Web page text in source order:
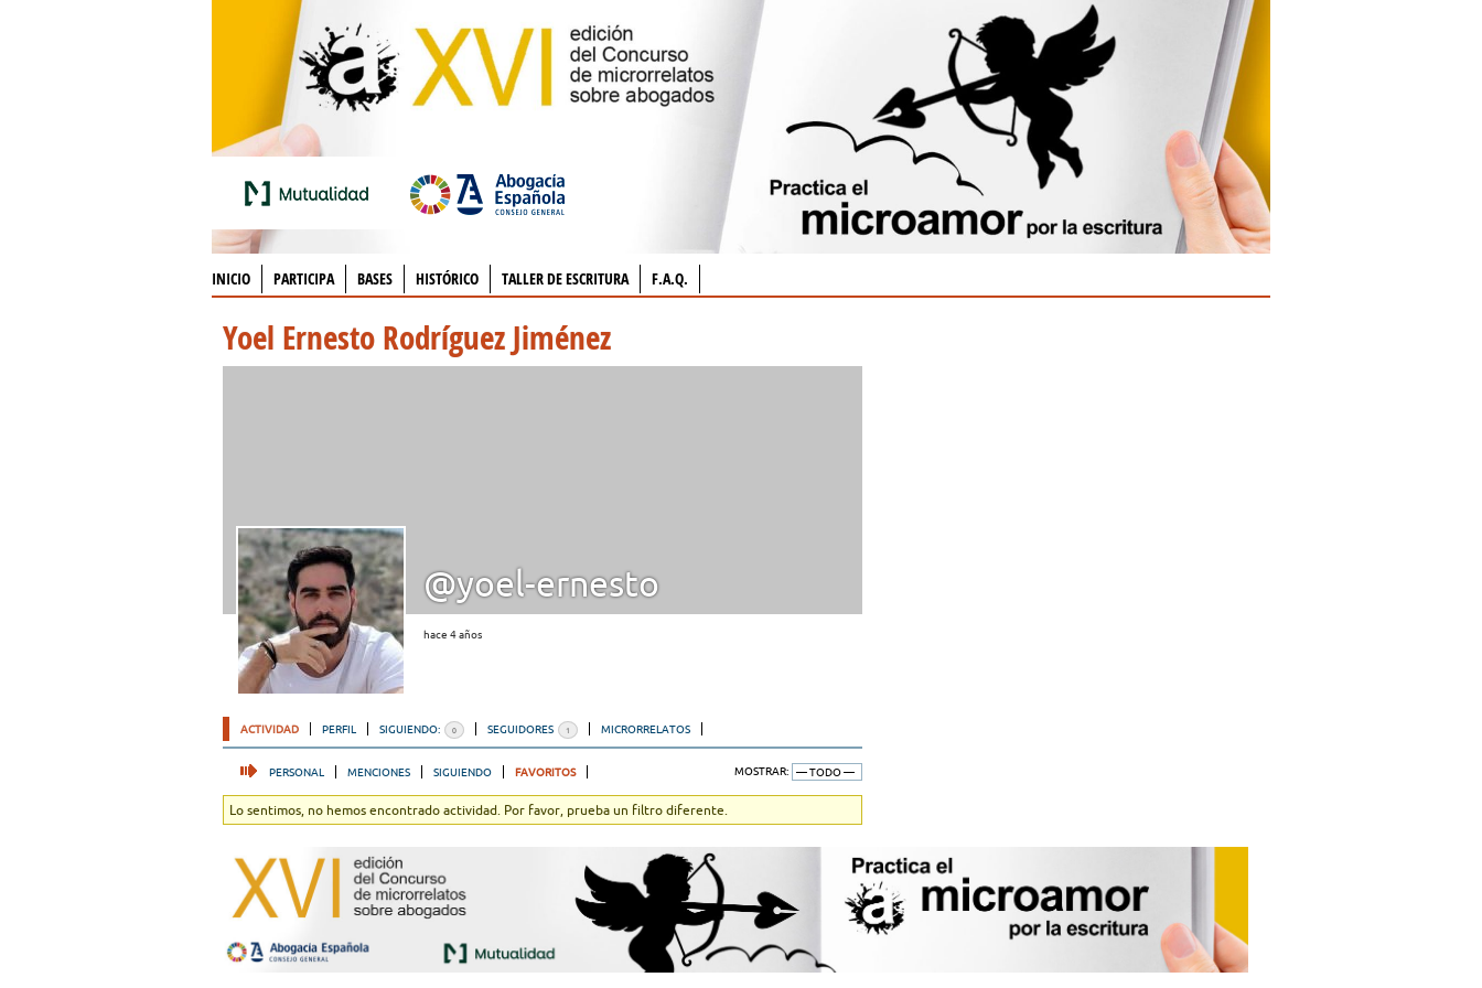
INICIO PARTICIPA BASES HISTÓRICO TALLER DE ESCRITURA F.A.Q.
Yoel Ernesto Rodríguez Jiménez
@yoel-ernesto
hace 4 años
ACTIVIDAD PERFIL SIGUIENDO: 0 SEGUIDORES 1 MICRORRELATOS
PERSONAL MENCIONES SIGUIENDO FAVORITOS MOSTRAR:
Lo sentimos, no hemos encontrado actividad. Por favor, prueba un filtro diferente.